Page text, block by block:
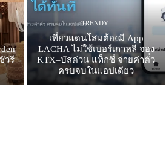
วรี
TRENDY
เที่ยวแดนโสมต้องมี App
LACHA ไม่ใช้เบอร์เกาหลี จอง
KTX–บัสด่วน แท็กซี่ จ่ายค่าตั๋ว
ครบจบในแอปเดียว